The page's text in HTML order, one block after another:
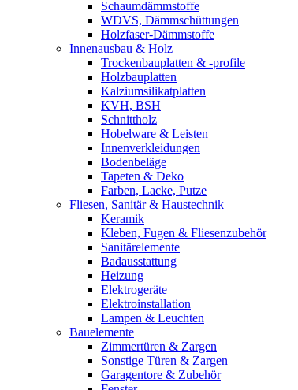
Schaumdämmstoffe
WDVS, Dämmschüttungen
Holzfaser-Dämmstoffe
Innenausbau & Holz
Trockenbauplatten & -profile
Holzbauplatten
Kalziumsilikatplatten
KVH, BSH
Schnittholz
Hobelware & Leisten
Innenverkleidungen
Bodenbeläge
Tapeten & Deko
Farben, Lacke, Putze
Fliesen, Sanitär & Haustechnik
Keramik
Kleben, Fugen & Fliesenzubehör
Sanitärelemente
Badausstattung
Heizung
Elektrogeräte
Elektroinstallation
Lampen & Leuchten
Bauelemente
Zimmertüren & Zargen
Sonstige Türen & Zargen
Garagentore & Zubehör